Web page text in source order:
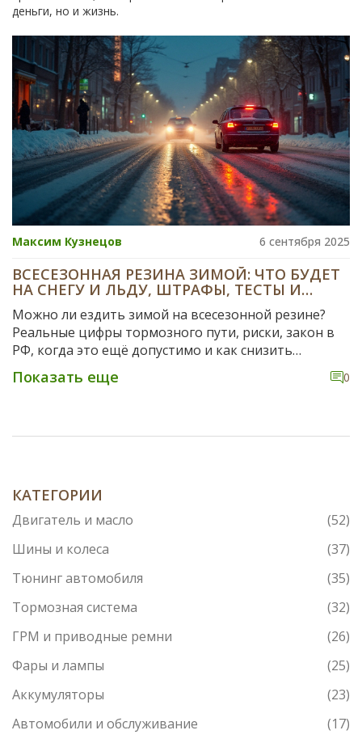
деньги, но и жизнь.
Максим Кузнецов 6 сентября 2025
ВСЕСЕЗОННАЯ РЕЗИНА ЗИМОЙ: ЧТО БУДЕТ
НА СНЕГУ И ЛЬДУ, ШТРАФЫ, ТЕСТЫ И
РЕАЛЬНЫЕ СОВЕТЫ
Можно ли ездить зимой на всесезонной резине?
Реальные цифры тормозного пути, риски, закон в
РФ, когда это ещё допустимо и как снизить
опасность на дорогах.
Показать еще 0
КАТЕГОРИИ
Двигатель и масло
(52)
Шины и колеса
(37)
Тюнинг автомобиля
(35)
Тормозная система
(32)
ГРМ и приводные ремни
(26)
Фары и лампы
(25)
Аккумуляторы
(23)
Автомобили и обслуживание
(17)